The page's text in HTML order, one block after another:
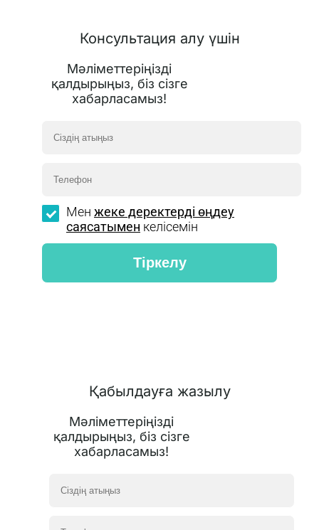
Консультация алу үшін
Мәліметтеріңізді
қалдырыңыз, біз сізге
хабарласамыз!
Мен жеке деректерді өңдеу
саясатымен келісемін
Қабылдауға жазылу
Мәліметтеріңізді
қалдырыңыз, біз сізге
хабарласамыз!